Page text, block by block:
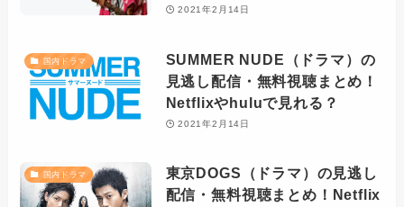
2021年2月14日
国内ドラマ
SUMMER NUDE（ドラマ）の
見逃し配信・無料視聴まとめ！
Netflixやhuluで見れる？
2021年2月14日
国内ドラマ
東京DOGS（ドラマ）の見逃し
配信・無料視聴まとめ！Netflix